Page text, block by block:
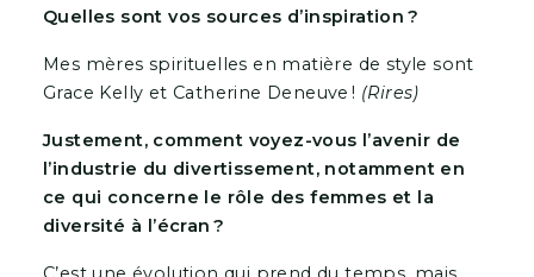
Quelles sont vos sources d’inspiration ?
Mes mères spirituelles en matière de style sont
Grace Kelly et Catherine Deneuve ! (Rires)
Justement, comment voyez-vous l’avenir de
l’industrie du divertissement, notamment en
ce qui concerne le rôle des femmes et la
diversité à l’écran ?